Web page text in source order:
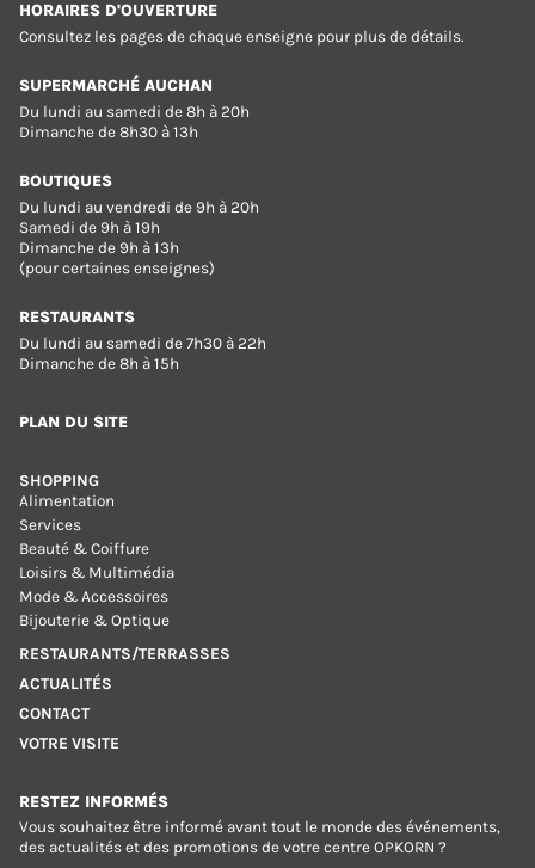
HORAIRES D'OUVERTURE
Consultez les pages de chaque enseigne pour plus de détails.
SUPERMARCHÉ AUCHAN
Du lundi au samedi de 8h à 20h
Dimanche de 8h30 à 13h
BOUTIQUES
Du lundi au vendredi de 9h à 20h
Samedi de 9h à 19h
Dimanche de 9h à 13h
(pour certaines enseignes)
RESTAURANTS
Du lundi au samedi de 7h30 à 22h
Dimanche de 8h à 15h
PLAN DU SITE
SHOPPING
Alimentation
Services
Beauté & Coiffure
Loisirs & Multimédia
Mode & Accessoires
Bijouterie & Optique
RESTAURANTS/TERRASSES
ACTUALITÉS
CONTACT
VOTRE VISITE
RESTEZ INFORMÉS
Vous souhaitez être informé avant tout le monde des événements,
des actualités et des promotions de votre centre OPKORN ?